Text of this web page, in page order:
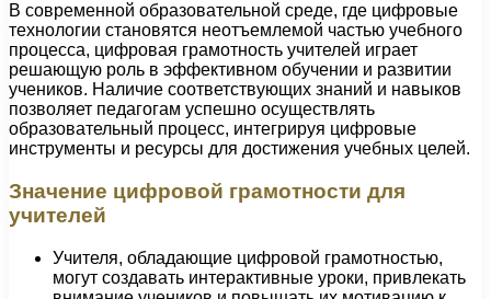
В современной образовательной среде, где цифровые
технологии становятся неотъемлемой частью учебного
процесса, цифровая грамотность учителей играет
решающую роль в эффективном обучении и развитии
учеников. Наличие соответствующих знаний и навыков
позволяет педагогам успешно осуществлять
образовательный процесс, интегрируя цифровые
инструменты и ресурсы для достижения учебных целей.
Значение цифровой грамотности для
учителей
Учителя, обладающие цифровой грамотностью,
могут создавать интерактивные уроки, привлекать